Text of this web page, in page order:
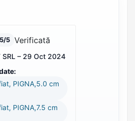
5/5 Verificată
SRL – 29 Oct 2024
PIGNA,5.0 cm
PIGNA,7.5 cm